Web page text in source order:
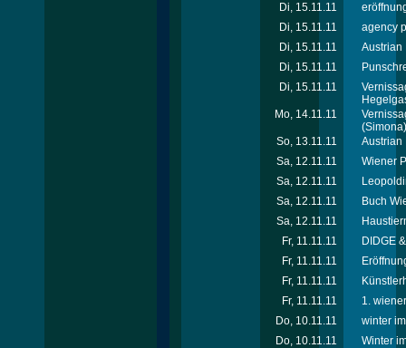
Di, 15.11.11
Di, 15.11.11
agency
Di, 15.11.11
Austrian
Di, 15.11.11
Di, 15.11.11
Mo, 14.11.11
(Simona)
So, 13.11.11
Austrian
Sa, 12.11.11
Wiener
Sa, 12.11.11
Sa, 12.11.11
Buch
Sa, 12.11.11
Fr, 11.11.11
DIDGE
Fr, 11.11.11
Fr, 11.11.11
Fr, 11.11.11
1.
Do, 10.11.11
winter
Do, 10.11.11
Winter